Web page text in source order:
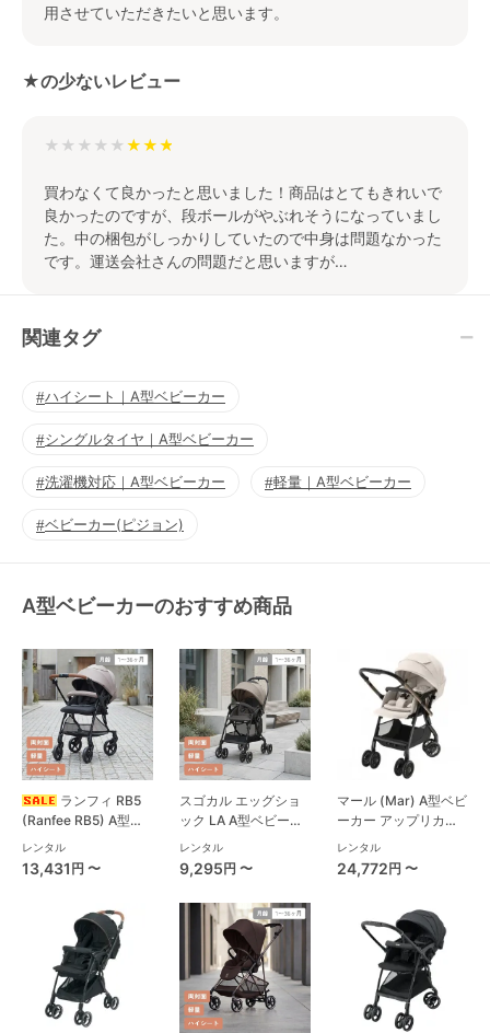
用させていただきたいと思います。
★の少ないレビュー
★★★★★
買わなくて良かったと思いました！商品はとてもきれいで
良かったのですが、段ボールがやぶれそうになっていまし
た。中の梱包がしっかりしていたので中身は問題なかった
です。運送会社さんの問題だと思いますが…
関連タグ
ハイシート｜A型ベビーカー
シングルタイヤ｜A型ベビーカー
洗濯機対応｜A型ベビーカー 軽量｜A型ベビーカー
ベビーカー(ピジョン)
A型ベビーカーのおすすめ商品
ランフィ RB5
(Ranfee RB5) A型ベ
ビーカー ピジョン
(pigeon)
レンタル
13,431 円 〜
スゴカル エッグショ
ック LA A型ベビーカ
ー コンビ(Combi)
レンタル
9,295円 〜
マール (Mar) A型ベビ
ーカー アップリカ
(Aprica)
レンタル
24,772円 〜